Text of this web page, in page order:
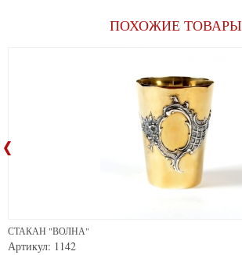
ПОХОЖИЕ ТОВАРЫ